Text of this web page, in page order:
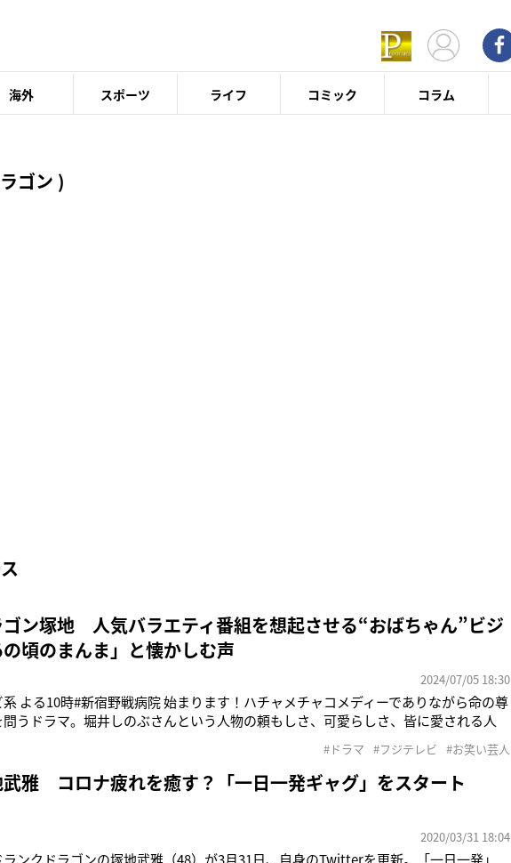
海外 スポーツ ライフ コミック コラム
ゴン )
ゴン塚地 人気バラエティ番組を想起させる“おばちゃん”ビジ
頃のまんま」と懐かしむ声
2024/07/05 18:30
系 よる10時#新宿野戦病院 始まります！ハチャメチャコメディーでありながら命の尊
うドラマ。堀井しのぶさんという人物の頼もしさ、可愛らしさ、皆に愛される人
地武雅（52）が、Xで自身が出演するドラマ『新宿野戦病院』（フジテレビ系）を写
同作は
#ドラマ #フジテレビ #お笑い芸人
武雅 コロナ疲れを癒す？「一日一発ギャグ」をスタート
2020/03/31 18:04
ンクドラゴンの塚地武雅（48）が3月31日、自身のTwitterを更新。「一日一発」